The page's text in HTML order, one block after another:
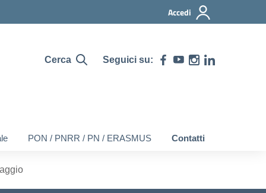
Accedi
Cerca Seguici su:
PON / PNRR / PN / ERASMUS Contatti